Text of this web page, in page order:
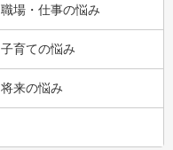
職場・仕事の悩み
子育ての悩み
将来の悩み